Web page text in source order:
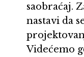
saobraćaj.
nastavi da
Videćemo